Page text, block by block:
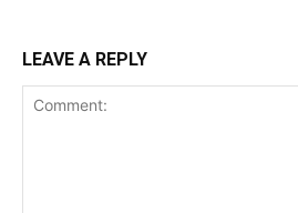
LEAVE A REPLY